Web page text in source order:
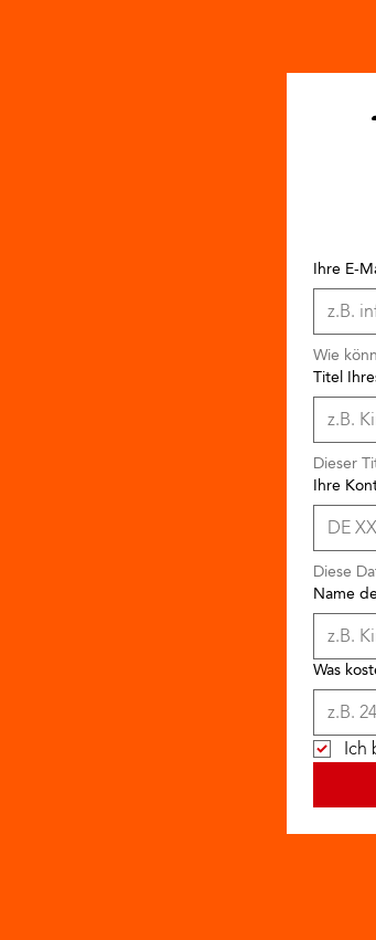
Ihre E-
Wie
Titel
Dieser
Ihre
Diese
Name
Was
Ich